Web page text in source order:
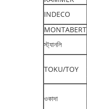
INDECO
MONTABERT
স্ট্যানলি
TOKU/TOY
ওকাদা